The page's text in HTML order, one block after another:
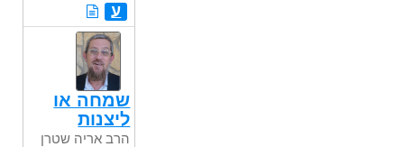
ע
שמחה או
ליצנות
הרב אריה שטרן